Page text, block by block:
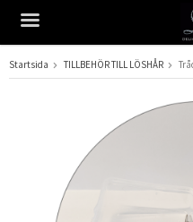
Produkten har
Startsida TILLBEHÖR TILL LÖSHÅR